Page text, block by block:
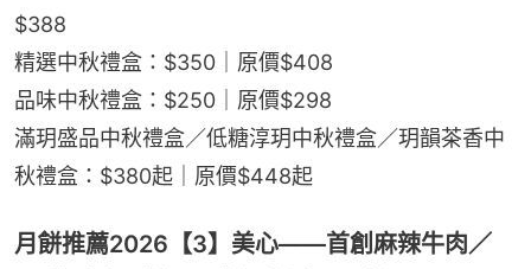
$388
精選中秋禮盒：$350｜原價$408
品味中秋禮盒：$250｜原價$298
滿玥盛品中秋禮盒／低糖淳玥中秋禮盒／玥韻茶香中
秋禮盒：$380起｜原價$448起
月餅推薦2026【3】美心——首創麻辣牛肉／